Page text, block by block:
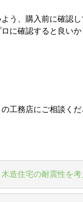
う、購入前に確認し
に確認すると良いか
工務店にご相談くだ
造住宅の耐震性を考